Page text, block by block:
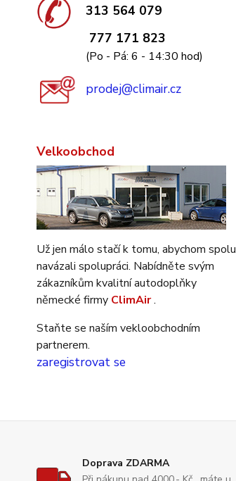
313 564 079
777 171 823
(Po - Pá: 6 - 14:30 hod)
prodej@climair.cz
Velkoobchod
Už jen málo stačí k tomu, abychom spolu
navázali spolupráci. Nabídněte svým
zákazníkům kvalitní autodoplňky
německé firmy ClimAir.
Staňte se naším vekloobchodním
partnerem.
zaregistrovat se
Doprava ZDARMA